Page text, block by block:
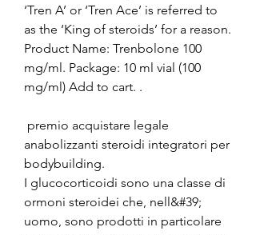
‘Tren A’ or ‘Tren Ace’ is referred to
as the ‘King of steroids’ for a reason.
Product Name: Trenbolone 100
mg/ml. Package: 10 ml vial (100
mg/ml) Add to cart. .
anabolizzanti steroidi integratori per
bodybuilding.
I glucocorticoidi sono una classe di
ormoni steroidei che, nell&#39;
uomo, sono prodotti in particolare